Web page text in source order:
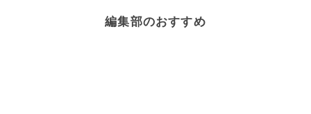
編集部のおすすめ